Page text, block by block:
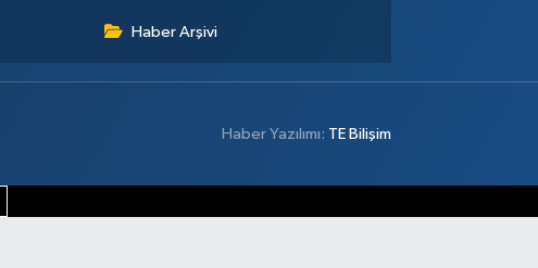
Haber Arşivi
Haber Yazılımı: TE Bilişim